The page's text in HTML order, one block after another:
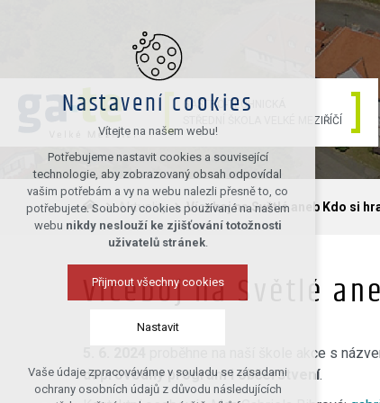
GASTRO-TECHNICKÁ
STŘEDNÍ ŠKOLA VELKÉ MEZIŘÍČÍ
Aktuality Víceboj na Světlé aneb Kdo si
Víceboj na Světlé
proběhne na naší škole akce s
doprovodný program i občerstvení.
Nastavení cookies
Vítejte na našem webu!
Potřebujeme nastavit cookies a související
technologie, aby zobrazovaný obsah odpovídal
vašim potřebám a vy na webu nalezli přesně to, co
potřebujete. Soubory cookies používané na našem
webu nikdy neslouží ke zjišťování totožnosti
uživatelů stránek.
Přijmout všechny cookies
Nastavit
Technická cookies
Vaše údaje zpracováváme v souladu se zásadami
ochrany osobních údajů z důvodu následujících